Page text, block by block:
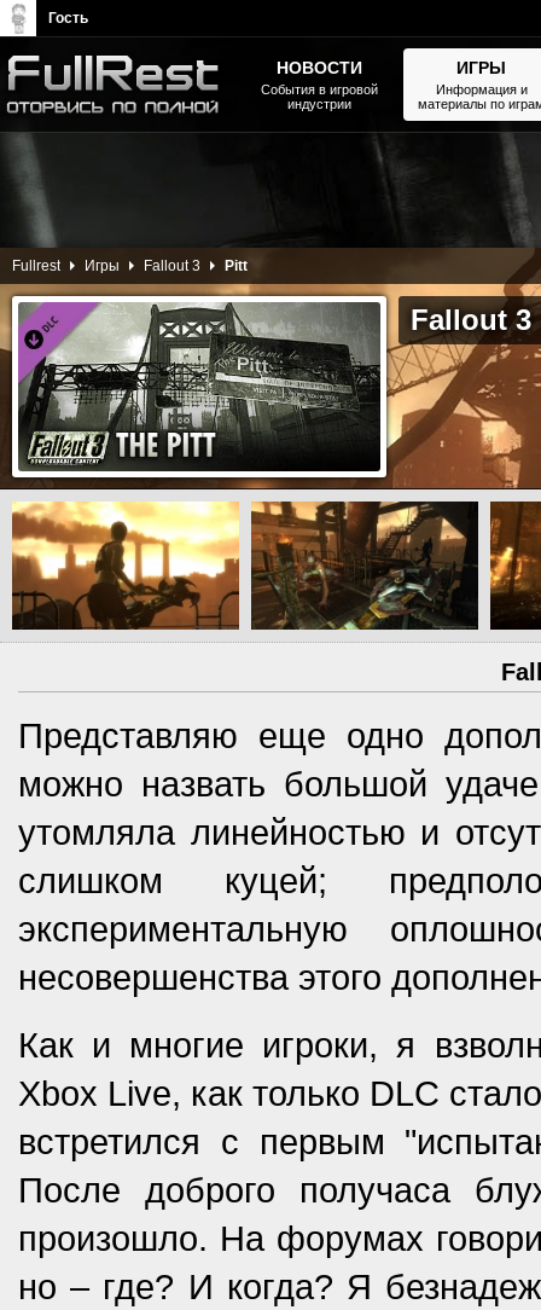
Fallout 3
Fullrest Игры Fallout 3 Pitt
Представляю еще одно
можно назвать большой
утомляла линейностью и
слишком куцей;
экспериментальную
несовершенства этого
Как и многие игроки, я
Xbox Live, как только DLC
встретился с первым
После доброго получаса
произошло. На форумах
но – где? И когда? Я
The Elder Scrolls, Fallout,
Bethesda Softworks - статьи,
НОВОСТИ
События в игровой
индустрии
ИГРЫ
Информация и
материалы по
Гость